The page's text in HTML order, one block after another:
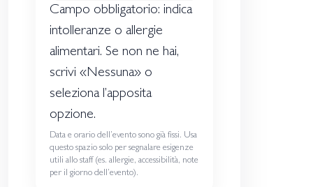
Campo obbligatorio: indica
intolleranze o allergie
alimentari. Se non ne hai,
scrivi «Nessuna» o
seleziona l’apposita
opzione.
Data e orario dell’evento sono già fissi. Usa
questo spazio solo per segnalare esigenze
utili allo staff (es. allergie, accessibilità, note
per il giorno dell’evento).